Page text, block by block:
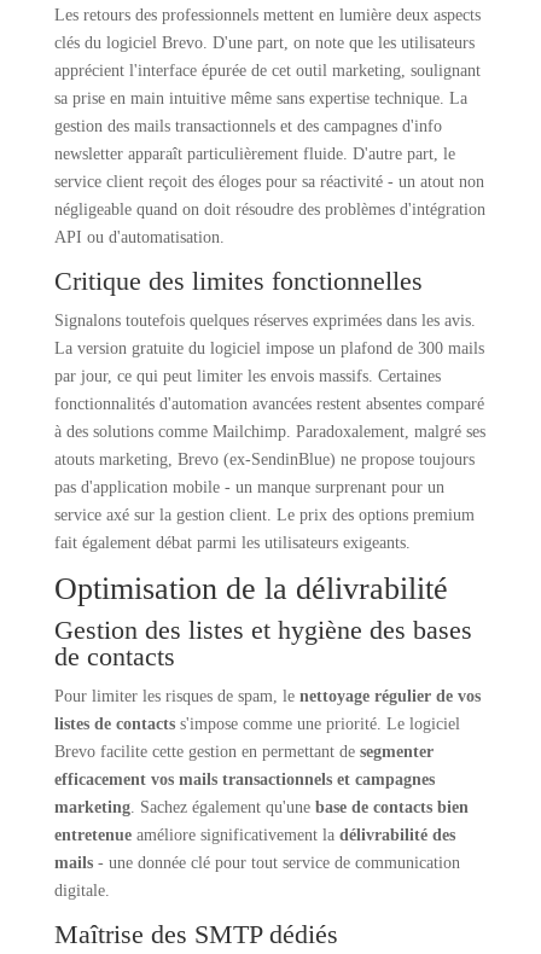
Les retours des professionnels mettent en lumière deux aspects
clés du logiciel Brevo. D'une part, on note que les utilisateurs
apprécient l'interface épurée de cet outil marketing, soulignant
sa prise en main intuitive même sans expertise technique. La
gestion des mails transactionnels et des campagnes d'info
newsletter apparaît particulièrement fluide. D'autre part, le
service client reçoit des éloges pour sa réactivité - un atout non
négligeable quand on doit résoudre des problèmes d'intégration
API ou d'automatisation.
Critique des limites fonctionnelles
Signalons toutefois quelques réserves exprimées dans les avis.
La version gratuite du logiciel impose un plafond de 300 mails
par jour, ce qui peut limiter les envois massifs. Certaines
fonctionnalités d'automation avancées restent absentes comparé
à des solutions comme Mailchimp. Paradoxalement, malgré ses
atouts marketing, Brevo (ex-SendinBlue) ne propose toujours
pas d'application mobile - un manque surprenant pour un
service axé sur la gestion client. Le prix des options premium
fait également débat parmi les utilisateurs exigeants.
Optimisation de la délivrabilité
Gestion des listes et hygiène des bases
de contacts
Pour limiter les risques de spam, le nettoyage régulier de vos
listes de contactss'impose comme une priorité. Le logiciel
Brevo facilite cette gestion en permettant de segmenter
efficacement vos mails transactionnels et campagnes
marketing. Sachez également qu'une base de contacts bien
entretenueaméliore significativement la délivrabilité des
mails- une donnée clé pour tout service de communication
digitale.
Maîtrise des SMTP dédiés